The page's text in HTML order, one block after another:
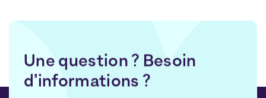
Une question ? Besoin
d’informations ?